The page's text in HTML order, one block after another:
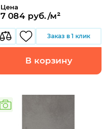
Цена
7 084 руб./м²
Заказ в 1 клик
В корзину